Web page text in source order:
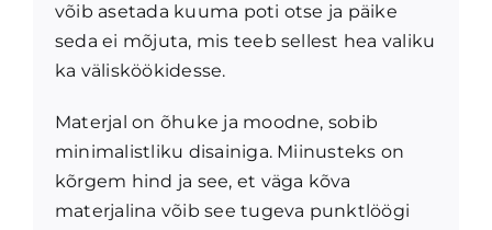
võib asetada kuuma poti otse ja päike
seda ei mõjuta, mis teeb sellest hea valiku
ka välisköökidesse.
Materjal on õhuke ja moodne, sobib
minimalistliku disainiga. Miinusteks on
kõrgem hind ja see, et väga kõva
materjalina võib see tugeva punktlöögi